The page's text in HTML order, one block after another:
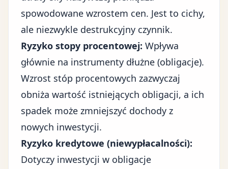
spowodowane wzrostem cen. Jest to cichy,
ale niezwykle destrukcyjny czynnik.
Ryzyko stopy procentowej: Wpływa
głównie na instrumenty dłużne (obligacje).
Wzrost stóp procentowych zazwyczaj
obniża wartość istniejących obligacji, a ich
spadek może zmniejszyć dochody z
nowych inwestycji.
Ryzyko kredytowe (niewypłacalności):
Dotyczy inwestycji w obligacje